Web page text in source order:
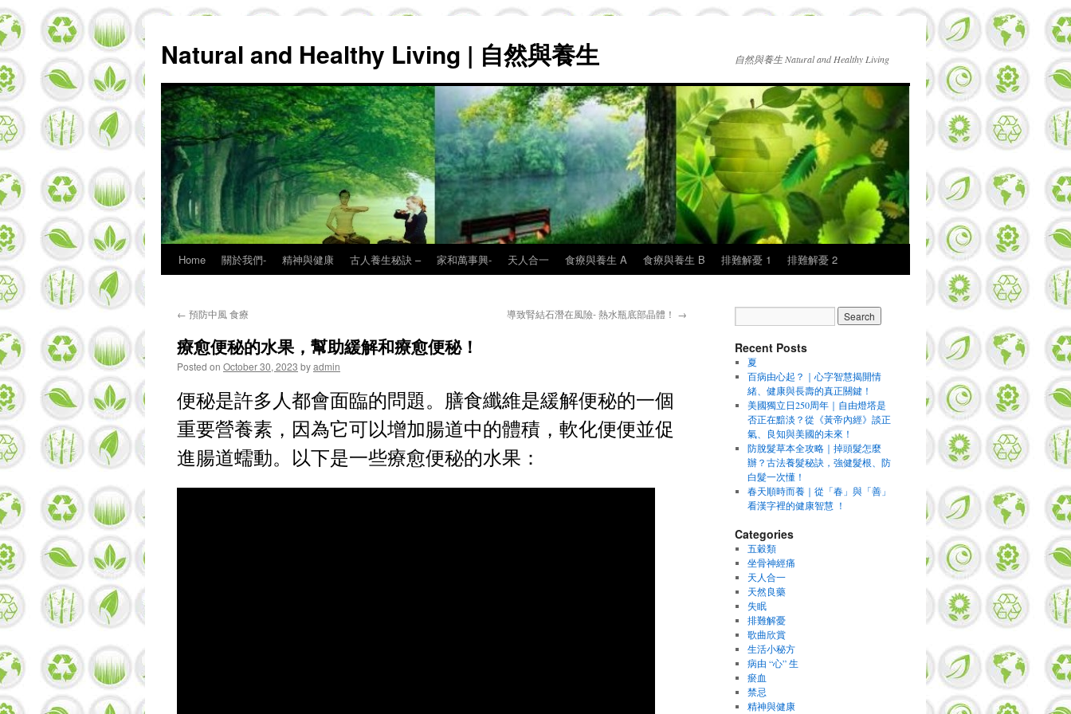
Natural and Healthy Living | 自然與養生 自然與養生 Natural and Healthy Living
Skip
content
Home 關於我們- 精神與健康 古人養生秘訣 – 家和萬事興- 天人合一 食療與養生 A 食療與養生 B 排難解憂 1 排難解憂 2
← 預防中風 食療 導致腎結石潛在風險- 熱水瓶底部晶體！ →
療愈便秘的水果，幫助緩解和療愈便秘！
Posted on October 30, 2023 byadmin
便秘是許多人都會面臨的問題。膳食纖維是緩解便秘的一個
重要營養素，因為它可以增加腸道中的體積，軟化便便並促
進腸道蠕動。以下是一些療愈便秘的水果：
Recent Posts
夏
百病由心起？｜心字智慧揭開情
緒、健康與長壽的真正關鍵！
美國獨立日250周年｜自由燈塔是
否正在黯淡？從《黃帝內經》談正
氣、良知與美國的未來！
防脫髮草本全攻略｜掉頭髮怎麼
辦？古法養髮秘訣，強健髮根、防
白髮一次懂！
春天順時而養｜從「春」與「善」
看漢字裡的健康智慧 ！
Categories
五穀類
坐骨神經痛
天人合一
天然良藥
失眠
排難解憂
歌曲欣賞
生活小秘方
病由 “心” 生
瘀血
禁忌
精神與健康